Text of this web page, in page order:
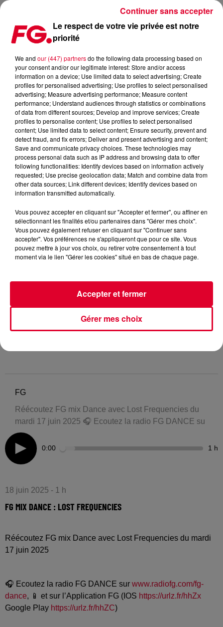
FG MIX DANCE : LOST FREQUENCIES
FG
Réécoutez FG mix Dance avec Lost Frequencies du
mardi 17 juin 2025 🎧 Ecoutez la radio FG DANCE su
0:00 1 h
18 juin 2025 - 1 h
FG MIX DANCE : LOST FREQUENCIES
Réécoutez FG mix Dance avec Lost Frequencies du mardi
17 juin 2025
🎧 Ecoutez la radio FG DANCE sur www.radiofg.com/fg-
dance, 📱 et sur l’Application FG (IOS https://urlz.fr/hhZx
Google Play https://urlz.fr/hhZC)
Le respect de votre vie privée est notre
priorité
We and our (447) partnersdo the following data processing based on
your consent and/or our legitimate interest: Store and/or access
information on a device; Use limited data to select advertising; Create
profiles for personalised advertising; Use profiles to select personalised
advertising; Measure advertising performance; Measure content
performance; Understand audiences through statistics or combinations
of data from different sources; Develop and improve services; Create
profiles to personalise content; Use profiles to select personalised
content; Use limited data to select content; Ensure security, prevent and
detect fraud, and fix errors; Deliver and present advertising and content;
Save and communicate privacy choices. These technologies may
process personal data such as IP address and browsing data to offer
following functionalities: Identify devices based on information actively
requested; Use precise geolocation data; Match and combine data from
other data sources; Link different devices; Identify devices based on
information transmitted automatically.
Vous pouvez accepter en cliquant sur "Accepter et fermer", ou affiner en
sélectionnant les finalités et/ou partenaires dans "Gérer mes choix".
Vous pouvez également refuser en cliquant sur "Continuer sans
accepter". Vos préférences ne s'appliqueront que pour ce site. Vous
pouvez mettre à jour vos choix, ou retirer votre consentement à tout
moment via le lien "Gérer les cookies" situé en bas de chaque page.
Gérer mes choix
Accepter et fermer
Continuer sans accepter